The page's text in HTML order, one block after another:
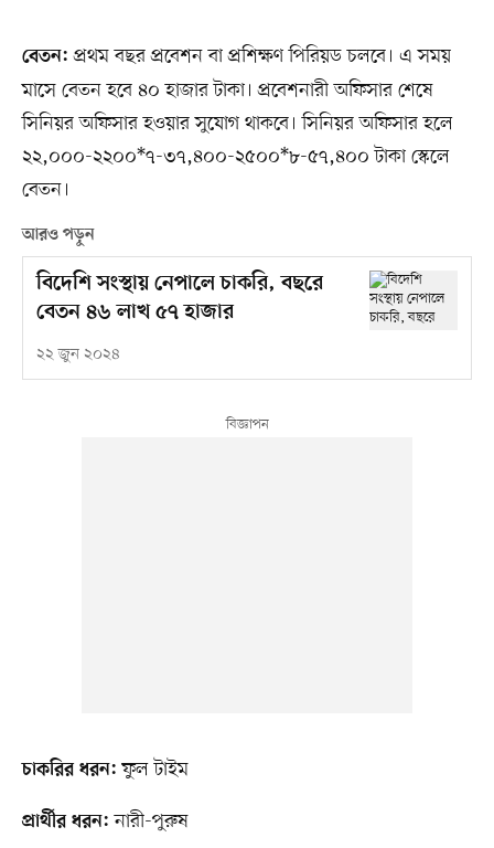
বেতন: প্রথম বছর প্রবেশন বা প্রশিক্ষণ পিরিয়ড চলবে। এ সময়
মাসে বেতন হবে ৪০ হাজার টাকা। প্রবেশনারী অফিসার শেষে
সিনিয়র অফিসার হওয়ার সুযোগ থাকবে। সিনিয়র অফিসার হলে
২২,০০০-২২০০*৭-৩৭,৪০০-২৫০০*৮-৫৭,৪০০ টাকা স্কেলে
বেতন।
আরও পড়ুন
বিদেশি সংস্থায় নেপালে চাকরি, বছরে
বেতন ৪৬ লাখ ৫৭ হাজার
২২ জুন ২০২৪
চাকরির ধরন: ফুল টাইম
প্রার্থীর ধরন: নারী-পুরুষ